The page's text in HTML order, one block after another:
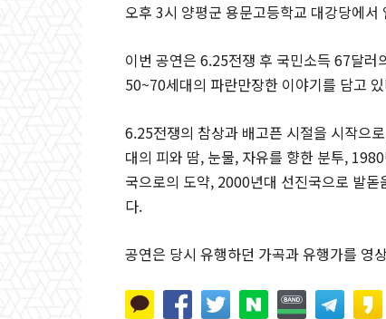
오후 3시 양평군 용문고등학교 대강당에서
이번 공연은 6.25전쟁 후 국민소득 67달
50~70세대의 파란만장한 이야기를 담고
6.25전쟁의 참상과 배고픈 시절을 시작으
대의 피와 땀, 눈물, 자유를 향한 분투,
국으로의 도약, 2000년대 선진국으로 발
다.
공연은 당시 유행하던 가곡과 유행가를 영